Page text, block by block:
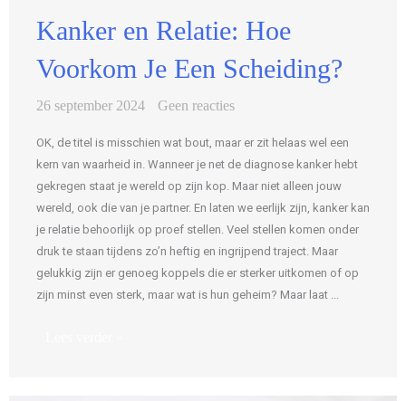
Kanker en Relatie: Hoe
Voorkom Je Een Scheiding?
26 september 2024 Geen reacties
OK, de titel is misschien wat bout, maar er zit helaas wel een
kern van waarheid in. Wanneer je net de diagnose kanker hebt
gekregen staat je wereld op zijn kop. Maar niet alleen jouw
wereld, ook die van je partner. En laten we eerlijk zijn, kanker kan
je relatie behoorlijk op proef stellen. Veel stellen komen onder
druk te staan tijdens zo’n heftig en ingrijpend traject. Maar
gelukkig zijn er genoeg koppels die er sterker uitkomen of op
zijn minst even sterk, maar wat is hun geheim? Maar laat ...